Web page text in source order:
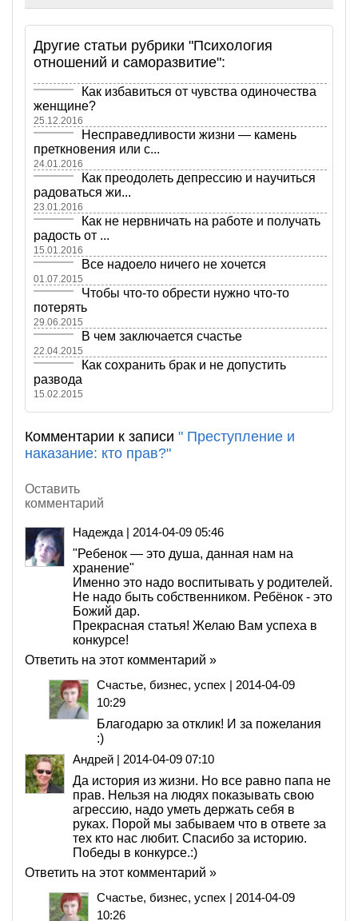
Другие статьи рубрики "Психология
отношений и саморазвитие":
Как избавиться от чувства одиночества
женщине?
25.12.2016
Несправедливости жизни — камень
преткновения или с...
24.01.2016
Как преодолеть депрессию и научиться
радоваться жи...
23.01.2016
Как не нервничать на работе и получать
радость от ...
15.01.2016
Все надоело ничего не хочется
01.07.2015
Чтобы что-то обрести нужно что-то
потерять
29.06.2015
В чем заключается счастье
22.04.2015
Как сохранить брак и не допустить
развода
15.02.2015
Комментарии к записи " Преступление и
наказание: кто прав?"
Оставить
комментарий
Надежда | 2014-04-09 05:46
"Ребенок — это душа, данная нам на
хранение"
Именно это надо воспитывать у родителей.
Не надо быть собственником. Ребёнок - это
Божий дар.
Прекрасная статья! Желаю Вам успеха в
конкурсе!
Ответить на этот комментарий »
Счастье, бизнес, успех | 2014-04-09
10:29
Благодарю за отклик! И за пожелания
:)
Андрей | 2014-04-09 07:10
Да история из жизни. Но все равно папа не
прав. Нельзя на людях показывать свою
агрессию, надо уметь держать себя в
руках. Порой мы забываем что в ответе за
тех кто нас любит. Спасибо за историю.
Победы в конкурсе.:)
Ответить на этот комментарий »
Счастье, бизнес, успех | 2014-04-09
10:26